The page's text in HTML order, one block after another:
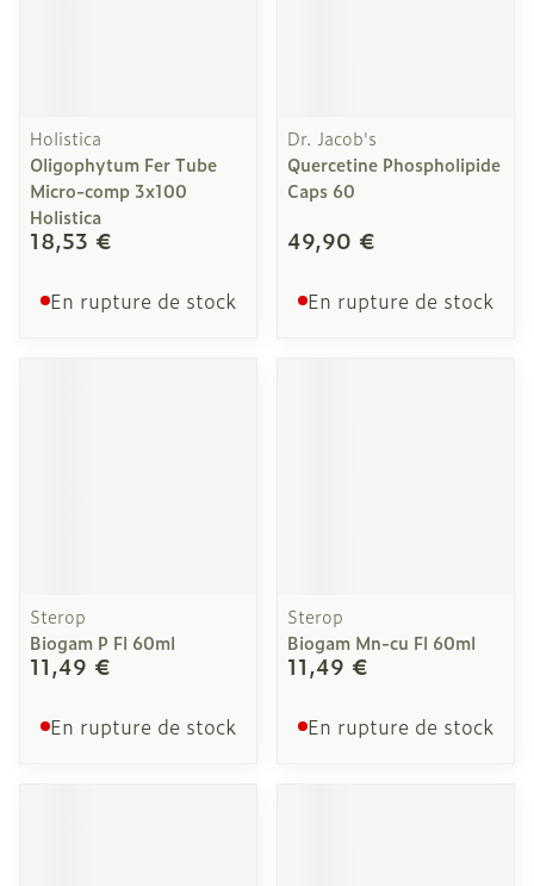
Holistica
Oligophytum Fer Tube
Micro-comp 3x100
Holistica
18,53 €
En rupture de stock
Dr. Jacob's
Quercetine Phospholipide
Caps 60
49,90 €
En rupture de stock
Sterop
Biogam P Fl 60ml
11,49 €
En rupture de stock
Sterop
Biogam Mn-cu Fl 60ml
11,49 €
En rupture de stock